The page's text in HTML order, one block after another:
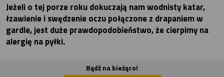
Jeżeli o tej porze roku dokuczają nam wodnisty katar,
łzawienie i swędzenie oczu połączone z drapaniem w
gardle, jest duże prawdopodobieństwo, że cierpimy na
alergię na pyłki.
Bądź na bieżąco!